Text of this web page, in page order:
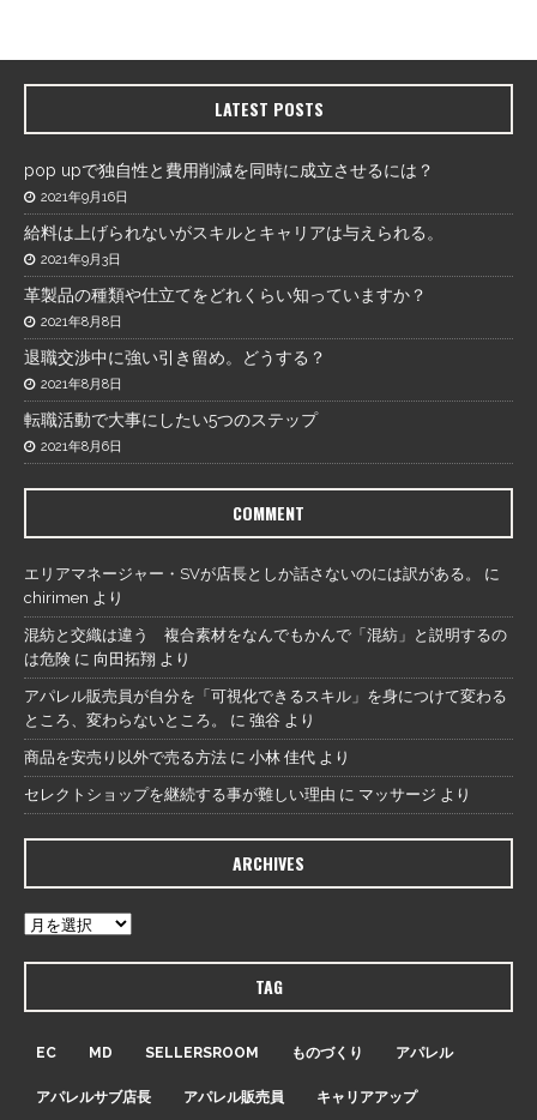
LATEST POSTS
pop upで独自性と費用削減を同時に成立させるには？
2021年9月16日
給料は上げられないがスキルとキャリアは与えられる。
2021年9月3日
革製品の種類や仕立てをどれくらい知っていますか？
2021年8月8日
退職交渉中に強い引き留め。どうする？
2021年8月8日
転職活動で大事にしたい5つのステップ
2021年8月6日
COMMENT
エリアマネージャー・SVが店長としか話さないのには訳がある。
に
chirimen より
混紡と交織は違う 複合素材をなんでもかんで「混紡」と説明するの
は危険 に 向田拓翔 より
アパレル販売員が自分を「可視化できるスキル」を身につけて変わる
ところ、変わらないところ。
に 強谷 より
商品を安売り以外で売る方法 に 小林 佳代 より
セレクトショップを継続する事が難しい理由 に マッサージ より
ARCHIVES
TAG
EC MD SELLERSROOM ものづくり アパレル
アパレルサブ店長 アパレル販売員 キャリアアップ